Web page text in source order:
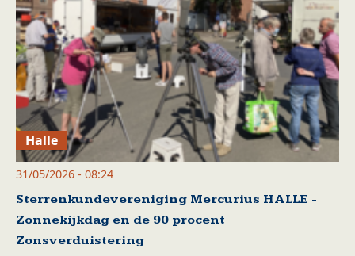
Halle
31/05/2026 - 08:24
Sterrenkundevereniging Mercurius HALLE -
Zonnekijkdag en de 90 procent
Zonsverduistering